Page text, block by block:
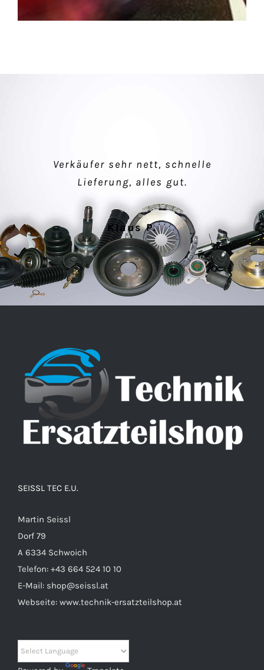
Verkäufer sehr nett, schnelle
Lieferung, alles gut.
Klaus P.
einfacher Kauf, makellose Ware –
super Kommunikation!
Peter M.
SEISSL TEC E.U.
Martin Seissl
Dorf 79
A 6334 Schwoich
Telefon: +43 664 524 10 10
E-Mail: shop@seissl.at
Webseite: www.technik-ersatzteilshop.at